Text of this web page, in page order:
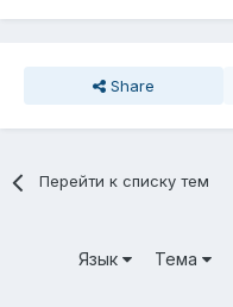
Share
Перейти к списку тем
Язык Тема